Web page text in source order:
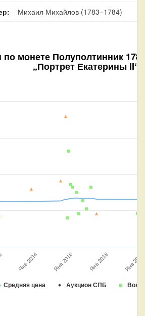
Михаил Михайлов (1783–1784)
по монете Полуполтинник
„Портрет Екатерины II“
Средняя цена Аукцион СПБ
Янв 2014 Янв 2016 Янв 2018 Янв 2020